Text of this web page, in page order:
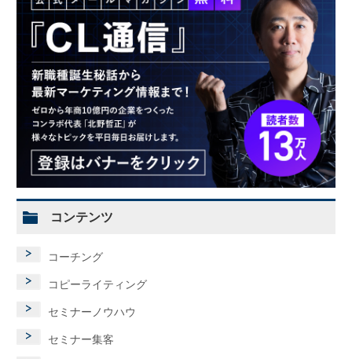
コンテンツ
コーチング
コピーライティング
セミナーノウハウ
セミナー集客